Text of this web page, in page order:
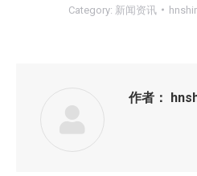
Category: 新闻资讯
作者：